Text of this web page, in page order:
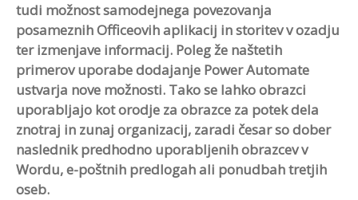
tudi možnost samodejnega povezovanja
posameznih Officeovih aplikacij in storitev v ozadju
ter izmenjave informacij. Poleg že naštetih
primerov uporabe dodajanje Power Automate
ustvarja nove možnosti. Tako se lahko obrazci
uporabljajo kot orodje za obrazce za potek dela
znotraj in zunaj organizacij, zaradi česar so dober
naslednik predhodno uporabljenih obrazcev v
Wordu, e-poštnih predlogah ali ponudbah tretjih
oseb.